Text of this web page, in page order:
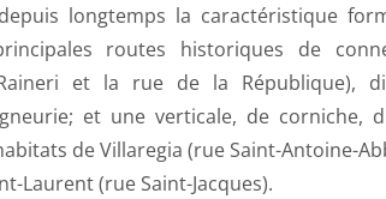
longtemps la caractéristique
routes historiques de
et la rue de la République),
et une verticale, de corniche,
de Villaregia (rue Saint-Antoine-
Laurent (rue Saint-Jacques).